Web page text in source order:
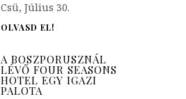
Csü, Július 30.
OLVASD EL!
A BOSZPORUSZNÁL
LÉVŐ FOUR SEASONS
HOTEL EGY IGAZI
PALOTA